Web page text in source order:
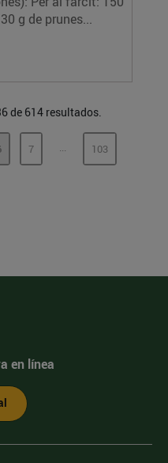
g de prunes...
de 614 resultados.
PÁGINA
7 ...PÁGINASPÁGINA
103
en línea